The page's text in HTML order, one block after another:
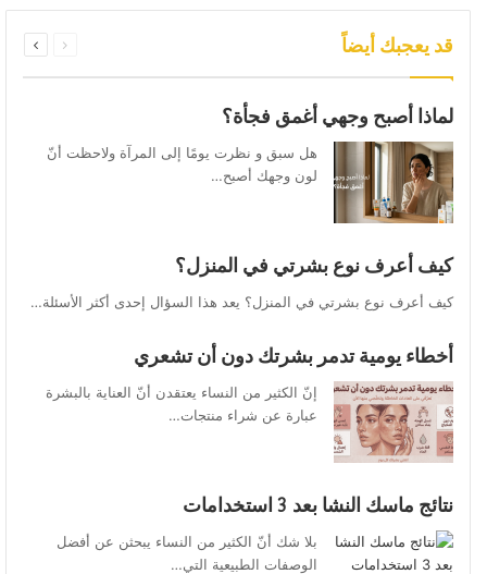
قد يعجبك أيضاً الصفحةالصفحة
لماذا أصبح وجهي أغمق فجأة؟
هل سبق و نظرت يومًا إلى المرآة ولاحظت أنّ
لون وجهك أصبح…
كيف أعرف نوع بشرتي في المنزل؟
كيف أعرف نوع بشرتي في المنزل؟ يعد هذا السؤال إحدى أكثر الأسئلة…
أخطاء يومية تدمر بشرتك دون أن تشعري
إنّ الكثير من النساء يعتقدن أنّ العناية بالبشرة
عبارة عن شراء منتجات…
نتائج ماسك النشا بعد 3 استخدامات
بلا شك أنّ الكثير من النساء يبحثن عن أفضل
الوصفات الطبيعية التي…